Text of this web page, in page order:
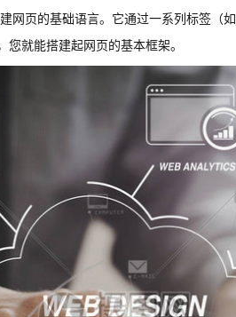
页的基础语言。它通过一系列标签（如
就能搭建起网页的基本框架。